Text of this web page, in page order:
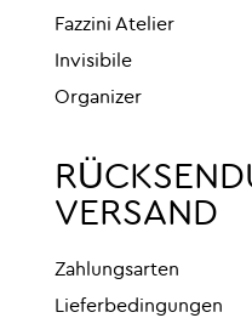
Fazzini Atelier
Invisibile
Organizer
VERSAND
Zahlungsarten
Lieferbedingungen